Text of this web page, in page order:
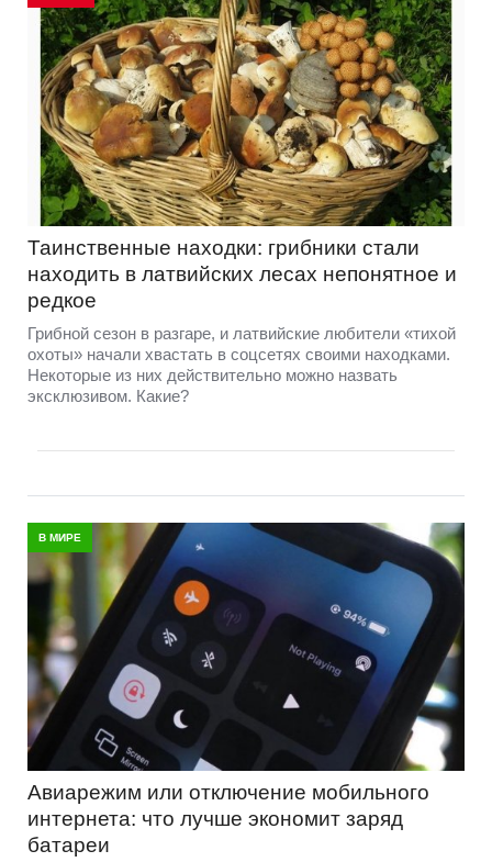
Таинственные находки: грибники стали
находить в латвийских лесах непонятное и
редкое
Грибной сезон в разгаре, и латвийские любители «тихой
охоты» начали хвастать в соцсетях своими находками.
Некоторые из них действительно можно назвать
эксклюзивом. Какие?
В МИРЕ
Авиарежим или отключение мобильного
интернета: что лучше экономит заряд
батареи